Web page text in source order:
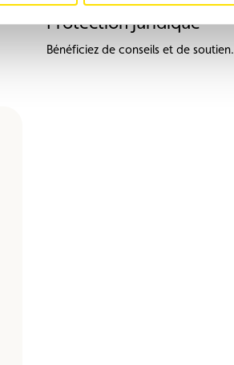
Protection juridique
Bénéficiez de conseils et de soutien.